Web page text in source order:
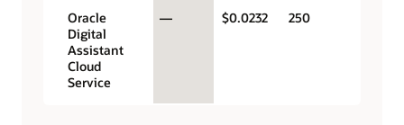
Oracle
Digital
Assistant
Cloud
Service
— $0.0232 250